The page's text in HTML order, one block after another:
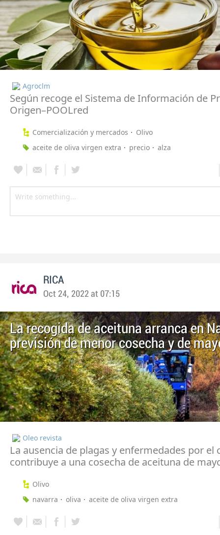
Agroclm
Según recoge el Sistema de Información de
Origen–POOLred
Comercialización y mercados
Olivo
aceite de oliva virgen extra
precio alza
RICA
Oct 24, 2022 at 07:15
La recogida de aceituna arranca en
previsión de menor cosecha y de
Oleo revista
La ausencia de plagas y enfermedades por el
contribuye a una cosecha de aceituna de
Olivo
navarra
oliva aceite de oliva virgen extra